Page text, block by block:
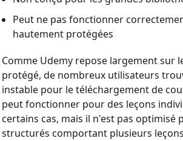
Peut ne pas fonctionner
hautement protégées
Comme Udemy repose largement sur
protégé, de nombreux utilisateurs
instable pour le téléchargement de
peut fonctionner pour des leçons
certains cas, mais il n'est pas optimisé
structurés comportant plusieurs